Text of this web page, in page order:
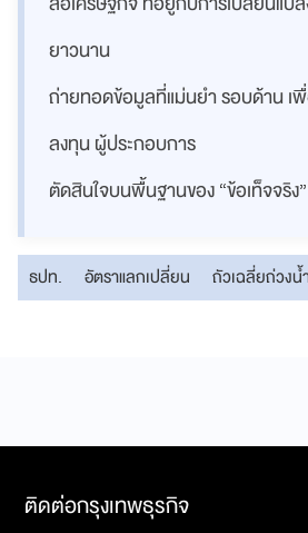
ยาวนาน
ถ่ายทอดข้อมูลที่แม่นยำ รอบด้าน เ
ลงทุน ผู้ประกอบการ
ตัดสินใจบนพื้นฐานของ “ข้อเท็จจริง”
ธปท. อัตราแลกเปลี่ยน ถัวเฉลี่ยถ่วง
ติดต่อกรุงเทพธุรกิจ